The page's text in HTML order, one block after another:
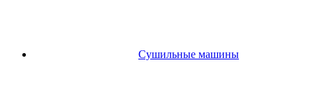
Сушильные машины